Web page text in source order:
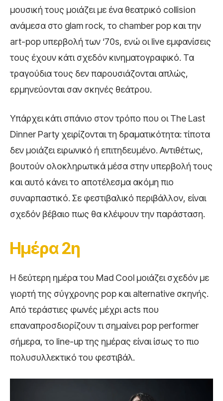
μουσική τους μοιάζει με ένα θεατρικό collision
ανάμεσα στο glam rock, το chamber pop και την
art-pop υπερβολή των ‘70s, ενώ οι live εμφανίσεις
τους έχουν κάτι σχεδόν κινηματογραφικό. Τα
τραγούδια τους δεν παρουσιάζονται απλώς,
ερμηνεύονται σαν σκηνές θεάτρου.
Υπάρχει κάτι σπάνιο στον τρόπο που οι The Last
Dinner Party χειρίζονται τη δραματικότητα: τίποτα
δεν μοιάζει ειρωνικό ή επιτηδευμένο. Αντιθέτως,
βουτούν ολοκληρωτικά μέσα στην υπερβολή τους
και αυτό κάνει το αποτέλεσμα ακόμη πιο
συναρπαστικό. Σε φεστιβαλικό περιβάλλον, είναι
σχεδόν βέβαιο πως θα κλέψουν την παράσταση.
Ημέρα 2η
Η δεύτερη ημέρα του Mad Cool μοιάζει σχεδόν με
γιορτή της σύγχρονης pop και alternative σκηνής.
Από τεράστιες φωνές μέχρι acts που
επαναπροσδιορίζουν τι σημαίνει pop performer
σήμερα, το line-up της ημέρας είναι ίσως το πιο
πολυσυλλεκτικό του φεστιβάλ.